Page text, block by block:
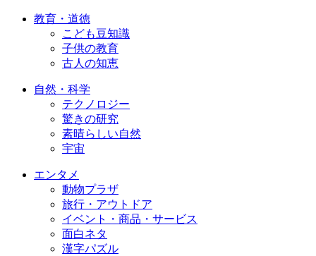
教育・道徳
こども豆知識
子供の教育
古人の知恵
自然・科学
テクノロジー
驚きの研究
素晴らしい自然
宇宙
エンタメ
動物プラザ
旅行・アウトドア
イベント・商品・サービス
面白ネタ
漢字パズル